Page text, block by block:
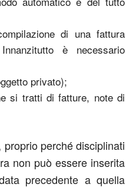
di una fattura
è necessario
privato);
si tratti di fatture, note di
perché disciplinati
non può essere inserita
precedente a quella